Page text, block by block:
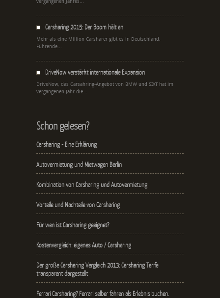
vergangenen Jahres...
Carsharing 2015: Der Boom hält an
Mehr als eine Million Carsharer gibt es in Deutschland.
Führende...
DriveNow verstärkt internationale Expansion
DriveNow, das Carsahring-Angebot von BMW und SIXT hat im
vergangenen Jahr die...
Schon gelesen?
Carsharing - Eine Erklärung
Autovermietung und Mietwagen Berlin
Kombination von Carsharing und Autovermietung
Vorteile und Nachteile von Carsharing
Für wen ist Carsharing geeignet?
Kostenvergleich: eigenes Auto / Carsharing
Der große Carsharing Vergleich 2013: Carsharing Tarife
transparent dargestellt
Ferrari Carsharing? Ferrari selber fahren als Erlebnis buchen.